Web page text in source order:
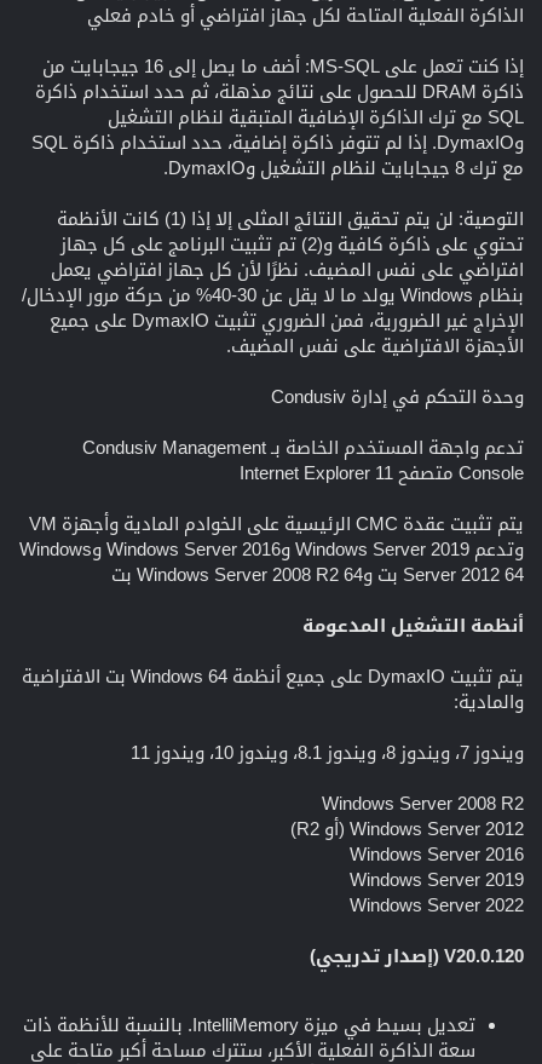
الذاكرة الفعلية المتاحة لكل جهاز افتراضي أو خادم فعلي
إذا كنت تعمل على MS-SQL: أضف ما يصل إلى 16 جيجابايت من
ذاكرة DRAM للحصول على نتائج مذهلة، ثم حدد استخدام ذاكرة
SQL مع ترك الذاكرة الإضافية المتبقية لنظام التشغيل
وDymaxIO. إذا لم تتوفر ذاكرة إضافية، حدد استخدام ذاكرة SQL
مع ترك 8 جيجابايت لنظام التشغيل وDymaxIO.
التوصية: لن يتم تحقيق النتائج المثلى إلا إذا (1) كانت الأنظمة
تحتوي على ذاكرة كافية و(2) تم تثبيت البرنامج على كل جهاز
افتراضي على نفس المضيف. نظرًا لأن كل جهاز افتراضي يعمل
بنظام Windows يولد ما لا يقل عن 30-40% من حركة مرور الإدخال/
الإخراج غير الضرورية، فمن الضروري تثبيت DymaxIO على جميع
الأجهزة الافتراضية على نفس المضيف.
وحدة التحكم في إدارة Condusiv
تدعم واجهة المستخدم الخاصة بـ Condusiv Management
Console متصفح Internet Explorer 11
يتم تثبيت عقدة CMC الرئيسية على الخوادم المادية وأجهزة VM
وتدعم Windows Server 2019 وWindows Server 2016 وWindows
Server 2012 64 بت وWindows Server 2008 R2 64 بت
أنظمة التشغيل المدعومة
يتم تثبيت DymaxIO على جميع أنظمة Windows 64 بت الافتراضية
والمادية:
ويندوز 7، ويندوز 8، ويندوز 8.1، ويندوز 10، ويندوز 11
Windows Server 2008 R2
Windows Server 2012 (أو R2)
Windows Server 2016
Windows Server 2019
Windows Server 2022
V20.0.120 (إصدار تدريجي)
تعديل بسيط في ميزة IntelliMemory. بالنسبة للأنظمة ذات
سعة الذاكرة الفعلية الأكبر، ستترك مساحة أكبر متاحة على